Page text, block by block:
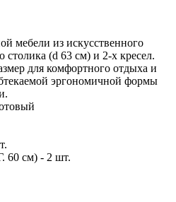
мебели из искусственного
столика (d 63 см) и 2-х кресел.
для комфортного отдыха и
эргономичной формы
60 см) - 2 шт.